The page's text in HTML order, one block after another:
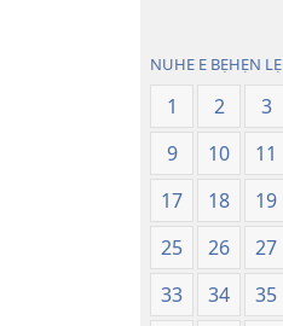
NUHE E BẸHẸN LẸ
1 2 3
9
10 11
17
18 19
25
26 27
33
34 35